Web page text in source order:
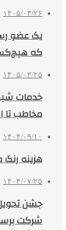
۱۴۰۵/۰۳/۲۶
یک عضو
که
۱۴۰۵/۰۳/۲۵
مخاطب تا
۱۴۰۴/۰۹/۱۰
هزینه
۱۴۰۴/۰۷/۲۵
جشن
شرکت